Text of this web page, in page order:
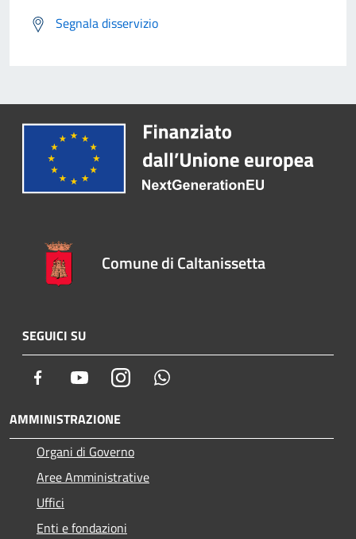
Segnala disservizio
Comune di Caltanissetta
SEGUICI SU
Facebook YoutubeInstagram
AMMINISTRAZIONE
Organi di Governo
Aree Amministrative
Uffici
Enti e fondazioni